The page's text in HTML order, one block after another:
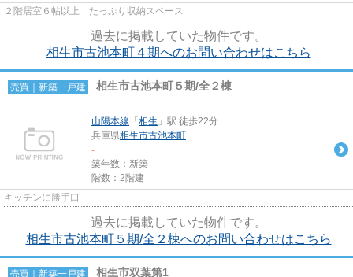
２階居室６帖以上 たっぷり収納スペース
過去に掲載していた物件です。
相生市古池本町４期へのお問い合わせはこちら
売買｜新築一戸建 相生市古池本町５期/全２棟
山陽本線 「 相生 」駅 徒歩22分
兵庫県相生市古池本町
-
築年数：新築
階数：2階建
キッチンに勝手口
過去に掲載していた物件です。
相生市古池本町５期/全２棟へのお問い合わせはこちら
売買｜新築一戸建 相生市双葉第1